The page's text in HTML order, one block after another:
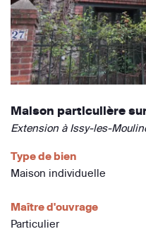
Maison particulière
Extension à Issy-les-
Type de bien
Maison individuelle
Maître d'ouvrage
Particulier